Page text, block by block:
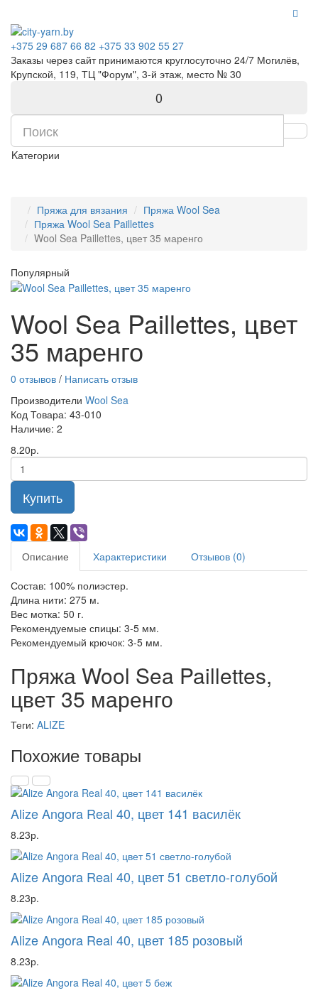
+375 29 687 66 82 +375 33 902 55 27
Заказы через сайт принимаются круглосуточно 24/7 Могилёв,
Крупской, 119, ТЦ "Форум", 3-й этаж, место № 30
0
Kатегории
Пряжа для вязания
Пряжа Wool Sea
Пряжа Wool Sea Paillettes
Wool Sea Paillettes, цвет 35 маренго
Популярный
Wool Sea Paillettes, цвет
35 маренго
0 отзывов / Написать отзыв
Производители Wool Sea
Код Товара: 43-010
Наличие: 2
8.20р.
Купить
Описание Характеристики Отзывов (0)
Состав: 100% полиэстер.
Длина нити: 275 м.
Вес мотка: 50 г.
Рекомендуемые спицы: 3-5 мм.
Рекомендуемый крючок: 3-5 мм.
Пряжа Wool Sea Paillettes,
цвет 35 маренго
Теги: ALIZE
Похожие товары
Alize Angora Real 40, цвет 141 василёк
8.23р.
Alize Angora Real 40, цвет 51 светло-голубой
8.23р.
Alize Angora Real 40, цвет 185 розовый
8.23р.